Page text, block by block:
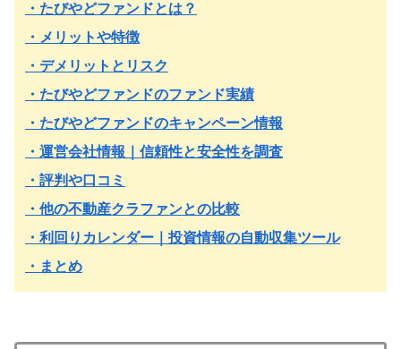
・ たびやどファンドとは？
・メリットや特徴
・デメリットとリスク
・ たびやどファンドのファンド実績
・ たびやどファンドのキャンペーン情報
・運営会社情報｜信頼性と安全性を調査
・評判や口コミ
・他の不動産クラファンとの比較
・利回りカレンダー｜投資情報の自動収集ツール
・まとめ